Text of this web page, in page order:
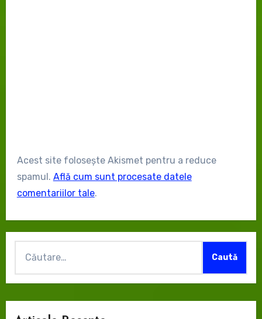
Acest site folosește Akismet pentru a reduce
spamul. Află cum sunt procesate datele
comentariilor tale.
după: